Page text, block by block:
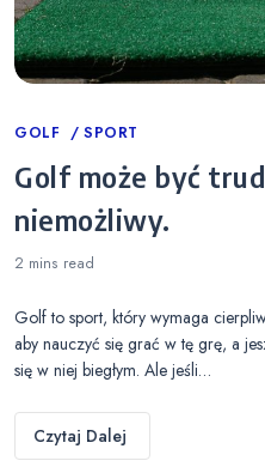
Categories
GOLF SPORT
Golf może być
niemożliwy.
2 mins read
Golf to sport, który wymaga
aby nauczyć się grać w tę grę, a
się w niej biegłym. Ale jeśli…
Czytaj Dalej